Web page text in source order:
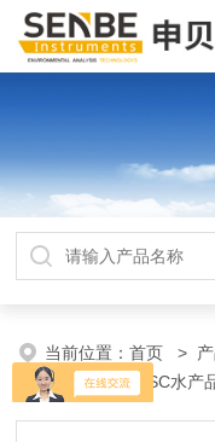
当前位置：首页 >
仪
> SP-801SC水产